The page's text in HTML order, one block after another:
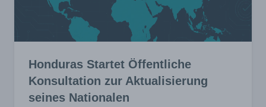
Honduras Startet Öffentliche
Konsultation zur Aktualisierung
seines Nationalen